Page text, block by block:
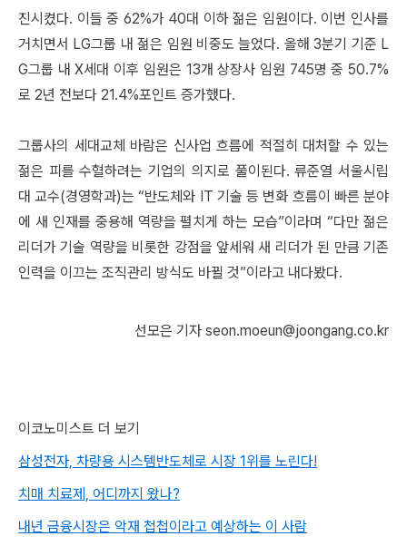
진시켰다. 이들 중 62%가 40대 이하 젊은 임원이다. 이번 인사를
거치면서 LG그룹 내 젊은 임원 비중도 늘었다. 올해 3분기 기준 L
G그룹 내 X세대 이후 임원은 13개 상장사 임원 745명 중 50.7%
로 2년 전보다 21.4%포인트 증가했다.
그룹사의 세대교체 바람은 신사업 흐름에 적절히 대처할 수 있는
젊은 피를 수혈하려는 기업의 의지로 풀이된다. 류준열 서울시립
대 교수(경영학과)는 “반도체와 IT 기술 등 변화 흐름이 빠른 분야
에 새 인재를 중용해 역량을 펼치게 하는 모습”이라며 “다만 젊은
리더가 기술 역량을 비롯한 강점을 앞세워 새 리더가 된 만큼 기존
인력을 이끄는 조직관리 방식도 바뀔 것”이라고 내다봤다.
선모은 기자 seon.moeun@joongang.co.kr
이코노미스트 더 보기
삼성전자, 차량용 시스템반도체로 시장 1위를 노린다!
치매 치료제, 어디까지 왔나?
내년 금융시장은 악재 첩첩이라고 예상하는 이 사람